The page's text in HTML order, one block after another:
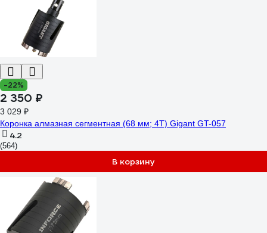
-22%
2 350 ₽
3 029 ₽
Коронка алмазная сегментная (68 мм; 4T) Gigant GT-057
4.2
(564)
В корзину